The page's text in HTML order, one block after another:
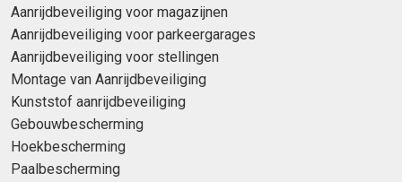
Aanrijdbeveiliging voor magazijnen
Aanrijdbeveiliging voor parkeergarages
Aanrijdbeveiliging voor stellingen
Montage van Aanrijdbeveiliging
Kunststof aanrijdbeveiliging
Gebouwbescherming
Hoekbescherming
Paalbescherming